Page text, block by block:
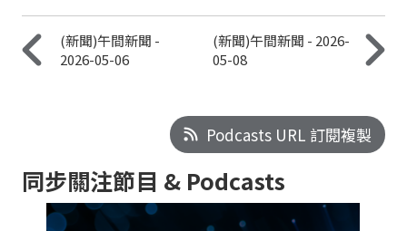
(新聞)午間新聞 -
2026-05-06
(新聞)午間新聞 - 2026-
05-08
Podcasts URL 訂閱複製
同步關注節目 & Podcasts